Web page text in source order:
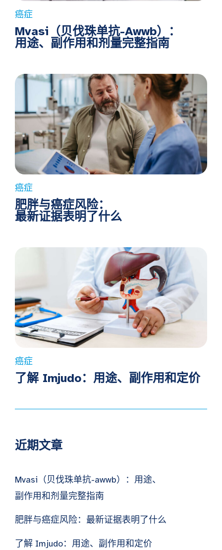
癌症
Mvasi（贝伐珠单抗-Awwb）：
用途、副作用和剂量完整指南
癌症
肥胖与癌症风险：
最新证据表明了什么
癌症
了解 Imjudo：用途、副作用和定价
近期文章
Mvasi（贝伐珠单抗-awwb）：用途、
副作用和剂量完整指南
肥胖与癌症风险：最新证据表明了什么
了解 Imjudo：用途、副作用和定价